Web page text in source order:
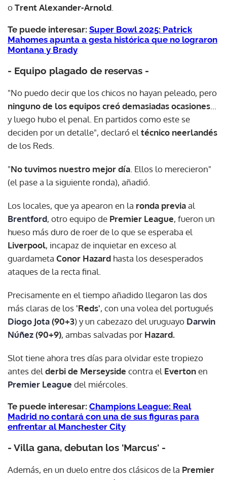
oTrent Alexander-Arnold
Te puede interesar: Super Bowl 2025: Patrick
Mahomes apunta a gesta histórica que no lograron
Montana y Brady
- Equipo plagado de reservas -
"No puedo decir que los chicos no hayan peleado, pero
ninguno de los equipos creó demasiadas ocasiones
y luego hubo el penal. En partidos como este se
deciden por un detalle", declaró el técnico neerlandés
de los Reds.
"No tuvimos nuestro mejor día . Ellos lo merecieron"
(el pase a la siguiente ronda), añadió.
Los locales, que ya apearon en la ronda previaal
Brentford, otro equipo de Premier League, fueron un
hueso más duro de roer de lo que se esperaba el
Liverpool, incapaz de inquietar en exceso al
guardameta Conor Hazard hasta los desesperados
ataques de la recta final.
Precisamente en el tiempo añadido llegaron las dos
más claras de los 'Reds', con una volea del portugués
Diogo Jota(90+3) y un cabezazo del uruguayo Darwin
Núñez(90+9), ambas salvadas por Hazard.
Slot tiene ahora tres días para olvidar este tropiezo
antes del derbi de Merseyside contra el Evertonen
Premier League del miércoles.
Te puede interesar: Champions League: Real
Madrid no contará con una de sus figuras para
enfrentar al Manchester City
- Villa gana, debutan los 'Marcus' -
Además, en un duelo entre dos clásicos de la Premier